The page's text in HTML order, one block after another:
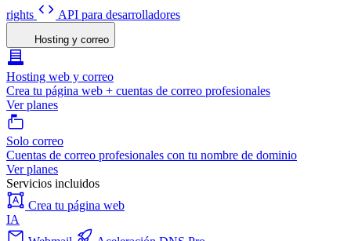
rights
API para desarrolladores
Hosting y correo
Hosting web y correo
Crea tu página web + cuentas de correo profesionales
Ver planes
Solo correo
Cuentas de correo profesionales con tu nombre de dominio
Ver planes
Servicios incluidos
Crea tu página web
IA